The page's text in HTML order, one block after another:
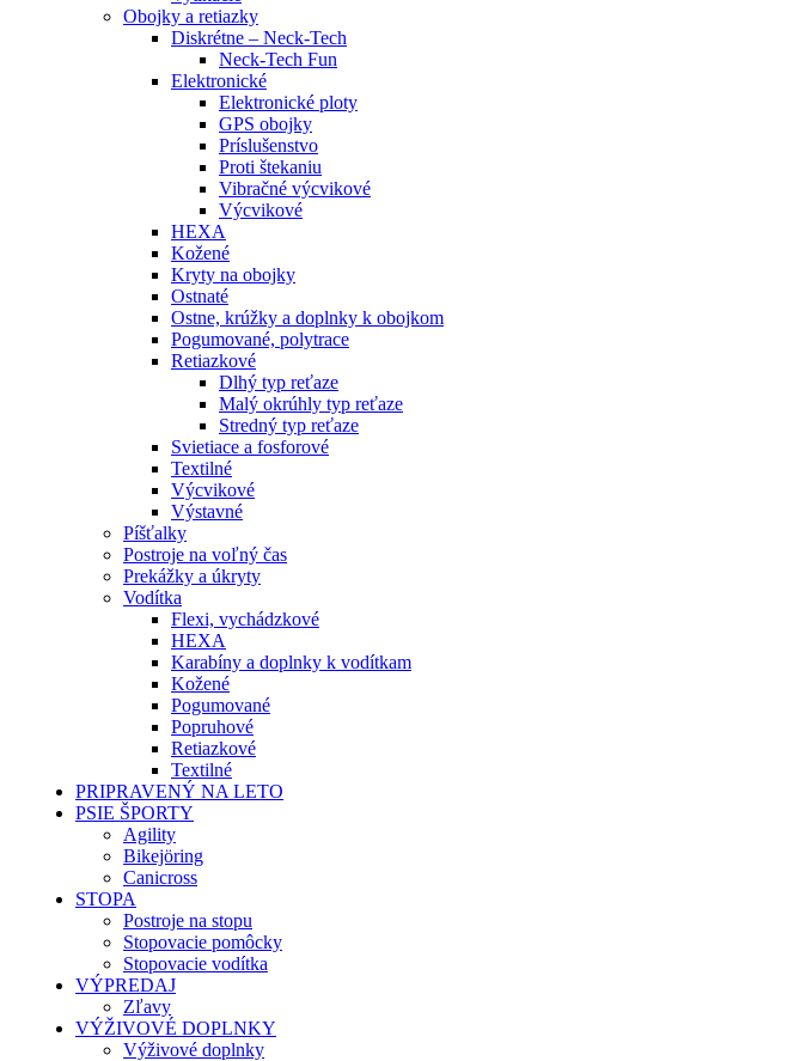
Obojky a retiazky
Diskrétne – Neck-Tech
Neck-Tech Fun
Elektronické
Elektronické ploty
GPS obojky
Príslušenstvo
Proti štekaniu
Vibračné výcvikové
Výcvikové
HEXA
Kožené
Kryty na obojky
Ostnaté
Ostne, krúžky a doplnky k obojkom
Pogumované, polytrace
Retiazkové
Dlhý typ reťaze
Malý okrúhly typ reťaze
Stredný typ reťaze
Svietiace a fosforové
Textilné
Výcvikové
Výstavné
Píšťalky
Postroje na voľný čas
Prekážky a úkryty
Vodítka
Flexi, vychádzkové
HEXA
Karabíny a doplnky k vodítkam
Kožené
Pogumované
Popruhové
Retiazkové
Textilné
PRIPRAVENÝ NA LETO
PSIE ŠPORTY
Agility
Bikejöring
Canicross
STOPA
Postroje na stopu
Stopovacie pomôcky
Stopovacie vodítka
VÝPREDAJ
Zľavy
VÝŽIVOVÉ DOPLNKY
Výživové doplnky